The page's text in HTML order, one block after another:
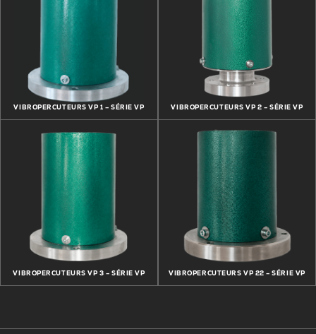
VIBROPERCUTEURS VP 1 – SÉRIE VP VIBROPERCUTEURS VP 2 – SÉRIE VP
VIBROPERCUTEURS VP 3 – SÉRIE VP VIBROPERCUTEURS VP 22 – SÉRIE VP